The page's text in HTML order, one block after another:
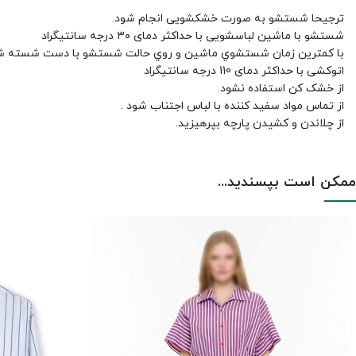
ترجیحا شستشو به صورت خشکشویی انجام شود.
شستشو با ماشین لباسشویی با حداکثر دمای ۳۰ درجه سانتیگراد
با کمترين زمان شستشوي ماشين و روي حالت شستشو با دست شسته
اتوکشی با حداکثر دمای 110 درجه سانتیگراد
از خشک کن استفاده نشود.
از تماس مواد سفید کننده با لباس اجتناب شود .
از چلاندن و کشيدن پارچه بپرهيزيد.
ممکن است بپسندید...